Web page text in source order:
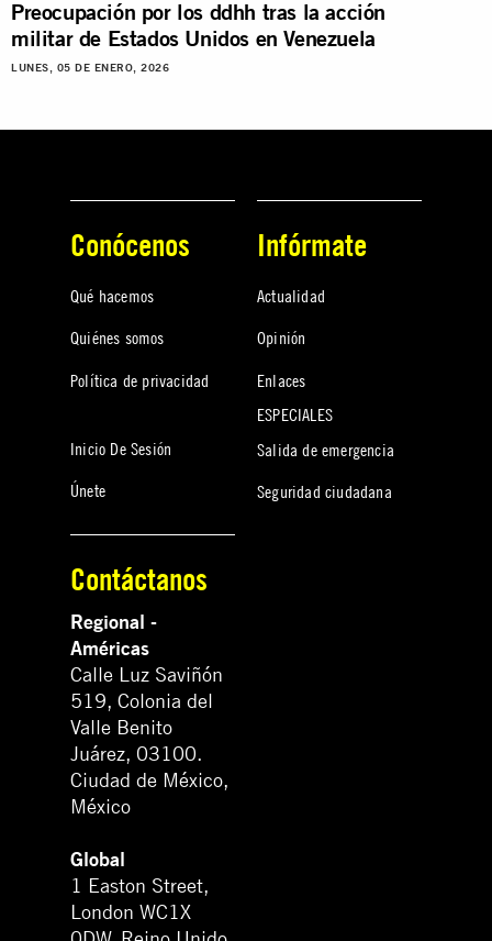
Preocupación por los ddhh tras la acción
militar de Estados Unidos en Venezuela
LUNES, 05 DE ENERO, 2026
Conócenos
Qué hacemos
Quiénes somos
Política de privacidad
Inicio De Sesión
Únete
Infórmate
Actualidad
Opinión
Enlaces
ESPECIALES
Salida de emergencia
Seguridad ciudadana
Contáctanos
Regional -
Américas
Calle Luz Saviñón
519, Colonia del
Valle Benito
Juárez, 03100.
Ciudad de México,
México
Global
1 Easton Street,
London WC1X